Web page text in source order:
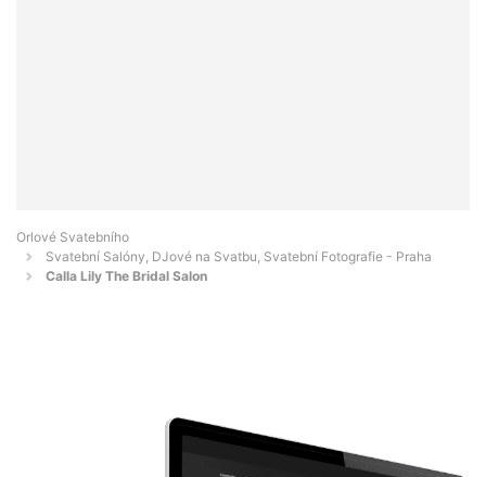
Orlové Svatebního
Svatební Salóny, DJové na Svatbu, Svatební Fotografie - Praha
Calla Lily The Bridal Salon